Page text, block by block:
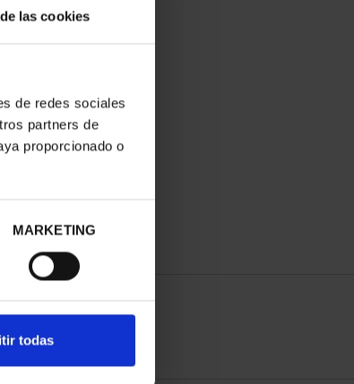
las cookies
de redes sociales
partners de
proporcionado o
MARKETING
todas